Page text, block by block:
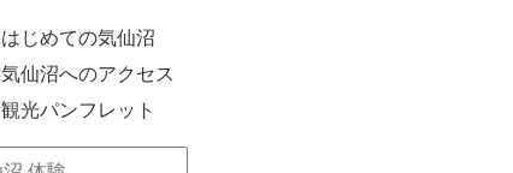
はじめての気仙沼
気仙沼へのアクセス
観光パンフレット